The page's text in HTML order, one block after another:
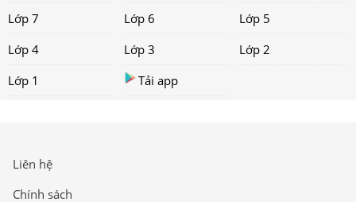
Lớp 7
Lớp 6
Lớp 5
Lớp 4
Lớp 3
Lớp 2
Lớp 1
Tải app
Liên hệ
Chính sách